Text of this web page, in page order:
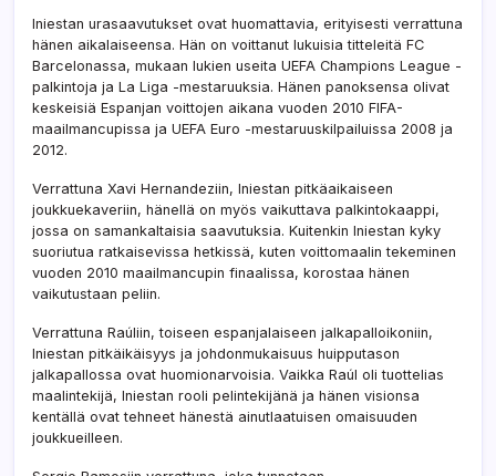
Iniestan urasaavutukset ovat huomattavia, erityisesti verrattuna
hänen aikalaiseensa. Hän on voittanut lukuisia titteleitä FC
Barcelonassa, mukaan lukien useita UEFA Champions League -
palkintoja ja La Liga -mestaruuksia. Hänen panoksensa olivat
keskeisiä Espanjan voittojen aikana vuoden 2010 FIFA-
maailmancupissa ja UEFA Euro -mestaruuskilpailuissa 2008 ja
2012.
Verrattuna Xavi Hernandeziin, Iniestan pitkäaikaiseen
joukkuekaveriin, hänellä on myös vaikuttava palkintokaappi,
jossa on samankaltaisia saavutuksia. Kuitenkin Iniestan kyky
suoriutua ratkaisevissa hetkissä, kuten voittomaalin tekeminen
vuoden 2010 maailmancupin finaalissa, korostaa hänen
vaikutustaan peliin.
Verrattuna Raúliin, toiseen espanjalaiseen jalkapalloikoniin,
Iniestan pitkäikäisyys ja johdonmukaisuus huipputason
jalkapallossa ovat huomionarvoisia. Vaikka Raúl oli tuottelias
maalintekijä, Iniestan rooli pelintekijänä ja hänen visionsa
kentällä ovat tehneet hänestä ainutlaatuisen omaisuuden
joukkueilleen.